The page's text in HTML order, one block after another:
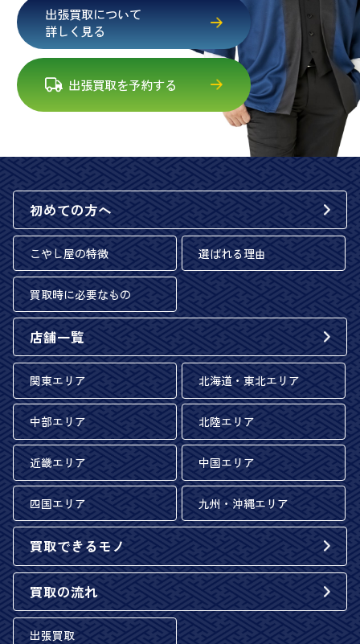
出張買取について
詳しく見る
出張買取を予約する
初めての方へ
こやし屋の特徴 選ばれる理由
買取時に必要なもの
店舗一覧
関東エリア 北海道・東北エリア
中部エリア 北陸エリア
近畿エリア 中国エリア
四国エリア 九州・沖縄エリア
買取できるモノ
買取の流れ
出張買取